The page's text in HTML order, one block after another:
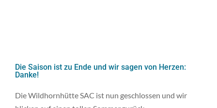
Die Saison ist zu Ende und wir sagen von Herzen:
Danke!
Die Wildhornhütte SAC ist nun geschlossen und wir